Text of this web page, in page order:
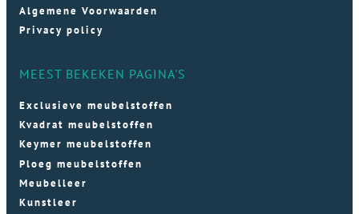
Algemene Voorwaarden
Privacy policy
MEEST BEKEKEN PAGINA'S
Exclusieve meubelstoffen
Kvadrat meubelstoffen
Keymer meubelstoffen
Ploeg meubelstoffen
Meubelleer
Kunstleer